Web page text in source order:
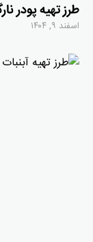
طرز تهیه پودر
اسفند ۹, ۱۴۰۴